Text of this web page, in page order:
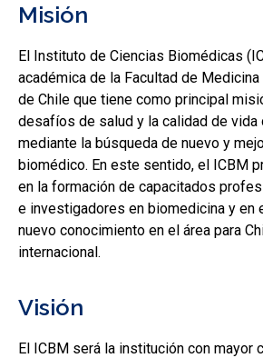
Misión
El Instituto de Ciencias Biomédicas
académica de la Facultad de
de Chile que tiene como principal
desafíos de salud y la calidad de vida
mediante la búsqueda de nuevo y
biomédico. En este sentido, el ICBM
en la formación de capacitados
e investigadores en biomedicina y en
nuevo conocimiento en el área para
internacional.
Visión
El ICBM será la institución con mayor